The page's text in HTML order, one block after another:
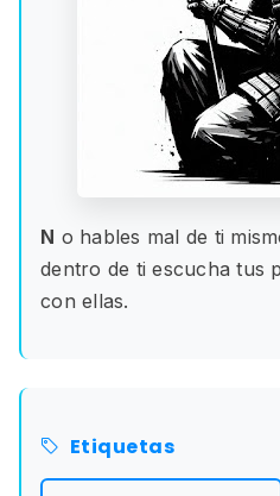
N o hables mal de ti
dentro de ti escucha tus
con ellas.
Etiquetas